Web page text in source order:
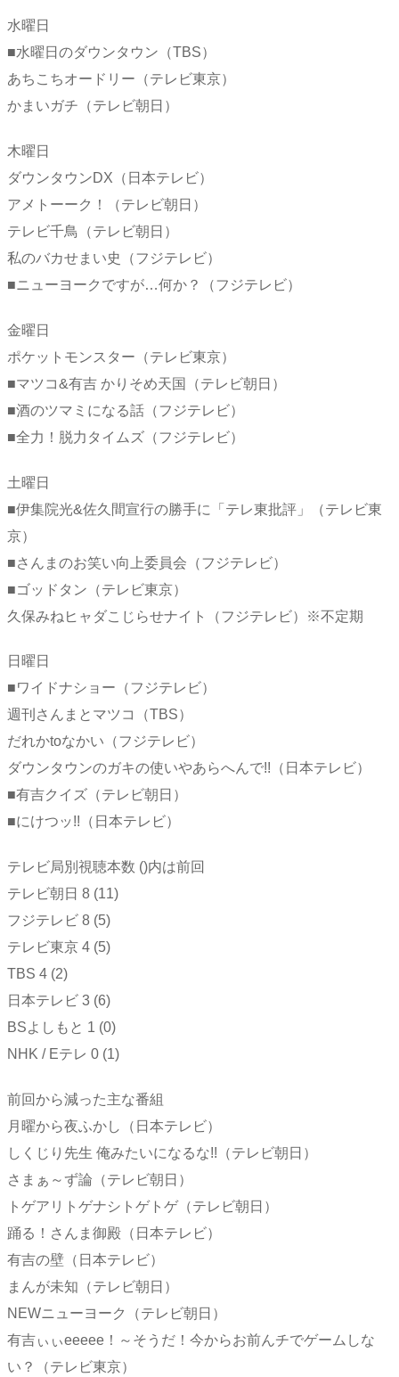
水曜日
■水曜日のダウンタウン（TBS）
あちこちオードリー（テレビ東京）
かまいガチ（テレビ朝日）
木曜日
ダウンタウンDX（日本テレビ）
アメトーーク！（テレビ朝日）
テレビ千鳥（テレビ朝日）
私のバカせまい史（フジテレビ）
■ニューヨークですが…何か？（フジテレビ）
金曜日
ポケットモンスター（テレビ東京）
■マツコ&有吉 かりそめ天国（テレビ朝日）
■酒のツマミになる話（フジテレビ）
■全力！脱力タイムズ（フジテレビ）
土曜日
■伊集院光&佐久間宣行の勝手に「テレ東批評」（テレビ東
京）
■さんまのお笑い向上委員会（フジテレビ）
■ゴッドタン（テレビ東京）
久保みねヒャダこじらせナイト（フジテレビ）※不定期
日曜日
■ワイドナショー（フジテレビ）
週刊さんまとマツコ（TBS）
だれかtoなかい（フジテレビ）
ダウンタウンのガキの使いやあらへんで!!（日本テレビ）
■有吉クイズ（テレビ朝日）
■にけつッ!!（日本テレビ）
テレビ局別視聴本数 ()内は前回
テレビ朝日 8 (11)
フジテレビ 8 (5)
テレビ東京 4 (5)
TBS 4 (2)
日本テレビ 3 (6)
BSよしもと 1 (0)
NHK / Eテレ 0 (1)
前回から減った主な番組
月曜から夜ふかし（日本テレビ）
しくじり先生 俺みたいになるな!!（テレビ朝日）
さまぁ～ず論（テレビ朝日）
トゲアリトゲナシトゲトゲ（テレビ朝日）
踊る！さんま御殿（日本テレビ）
有吉の壁（日本テレビ）
まんが未知（テレビ朝日）
NEWニューヨーク（テレビ朝日）
有吉ぃぃeeeee！～そうだ！今からお前んチでゲームしな
い？（テレビ東京）